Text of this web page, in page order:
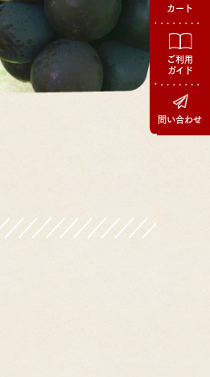
カート
ご利用
ガイド
問い合わせ